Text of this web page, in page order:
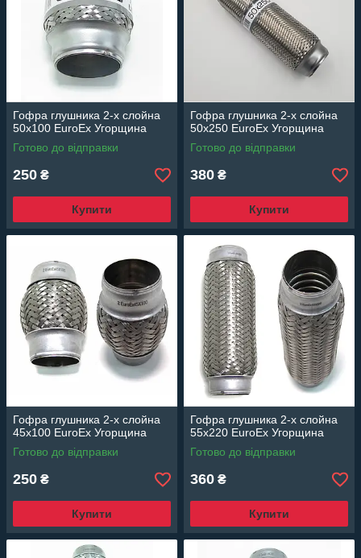
Гофра глушника 2-х слойна
50x100 EuroEx Угорщина
Готово до відправки
250 ₴
Купити
Гофра глушника 2-х слойна
50x250 EuroEx Угорщина
Готово до відправки
380 ₴
Купити
Гофра глушника 2-х слойна
45x100 EuroEx Угорщина
Готово до відправки
250 ₴
Купити
Гофра глушника 2-х слойна
55x220 EuroEx Угорщина
Готово до відправки
360 ₴
Купити